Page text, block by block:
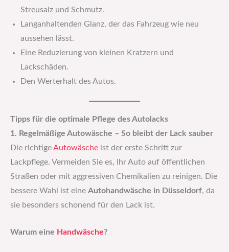
Streusalz und Schmutz.
Langanhaltenden Glanz, der das Fahrzeug wie neu
aussehen lässt.
Eine Reduzierung von kleinen Kratzern und
Lackschäden.
Den Werterhalt des Autos.
Tipps für die optimale Pflege des Autolacks
1. Regelmäßige Autowäsche – So bleibt der Lack sauber
Die richtige Autowäsche ist der erste Schritt zur
Lackpflege. Vermeiden Sie es, Ihr Auto auf öffentlichen
Straßen oder mit aggressiven Chemikalien zu reinigen. Die
bessere Wahl ist eine Autohandwäsche in Düsseldorf, da
sie besonders schonend für den Lack ist.
Warum eine Handwäsche?